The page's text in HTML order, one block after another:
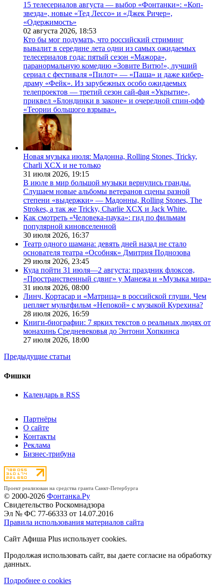
15 телесериалов августа — выбор «Фонтанки»: «Коп-
звезда», новые «Тед Лессо» и «Джек Ричер»,
«Одержимость»
02 августа 2026, 18:53
Кто бы мог подумать, что российский стриминг
вывалит в середине лета одни из самых ожидаемых
телесериалов года: пятый сезон «Мажора»,
паранормальную комедию «Зовите Витю!», лучший
сериал с фестиваля «Пилот» — «Паша» и даже кибер-
драму «Фейк». Из зарубежных особо ожидаемых
телепроектов — третий сезон сай-фая «Укрытие»,
приквел «Блондинки в законе» и очередной спин-офф
«Теории большого взрыва».
Новая музыка июля: Мадонна, Rolling Stones, Tricky,
Charli XCX и не только
31 июля 2026, 19:15
В июле в мир большой музыки вернулись гранды.
Слушаем новые альбомы ветеранов сцены разной
степени «выдержки» — Мадонны, Rolling Stones, The
Strokes, а так же Tricky, Charlie XCX и Jack White.
Как смотреть «Человека-паука»: гид по фильмам
популярной киновселенной
30 июля 2026, 16:37
Театр одного шамана: девять дней назад не стало
основателя театра «Особняк» Дмитрия Поднозова
29 июля 2026, 23:45
Куда пойти 31 июля—2 августа: праздник флоксов,
«Пространственный сдвиг» у Манежа и «Музыка мира»
31 июля 2026, 08:00
Линч, Кортасар и «Матрица» в российской глуши. Чем
цепляет мультфильм «Непокой» с музыкой Курехина?
28 июля 2026, 16:59
Книги-биографии: 7 ярких текстов о реальных людях от
монахинь Средневековья до Энтони Хопкинса
27 июля 2026, 18:00
Предыдущие статьи
Фишки
Календарь в RSS
Партнёры
О сайте
Контакты
Реклама
Бизнес-трибуна
Проект реализован на средства гранта Санкт-Петербурга
© 2000-2026 Фонтанка.Ру
Свидетельство Роскомнадзора
Эл № ФС 77-66333 от 14.07.2016
Правила использования материалов сайта
Сайт Афиша Plus использует cookies.
Продолжая использовать сайт, вы даете согласие на обработку
данных.
Подробнее о cookies